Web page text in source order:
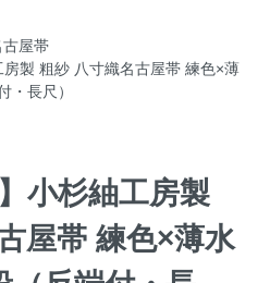
古屋帯
製 粗紗 八寸織名古屋帯 練色×薄
・長尺）
小杉紬工房製
屋帯 練色×薄水